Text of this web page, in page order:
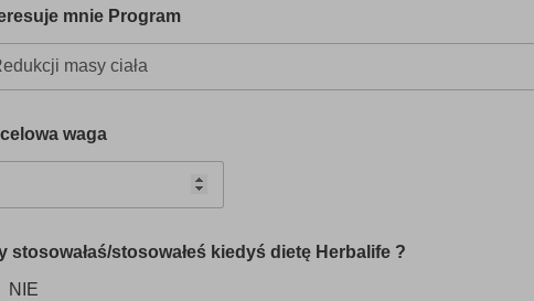
mnie Program
waga
stosowałaś/stosowałeś kiedyś dietę Herbalife ?
NIE